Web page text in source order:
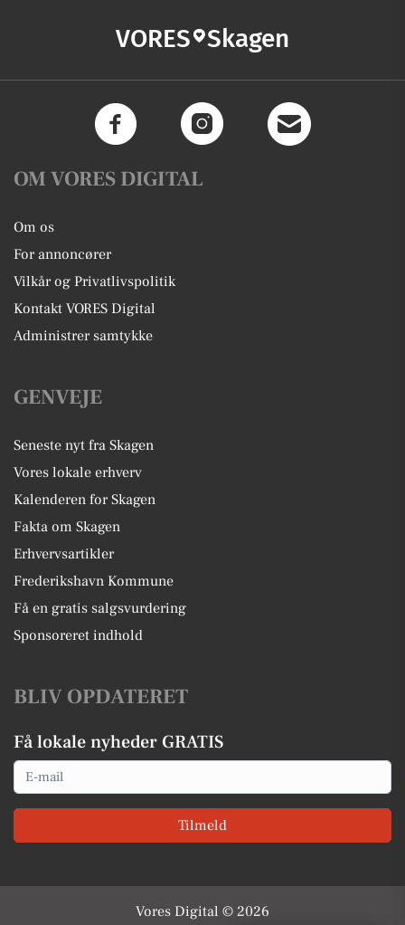
VORES Skagen
OM VORES DIGITAL
Om os
For annoncører
Vilkår og Privatlivspolitik
Kontakt VORES Digital
Administrer samtykke
GENVEJE
Seneste nyt fra Skagen
Vores lokale erhverv
Kalenderen for Skagen
Fakta om Skagen
Erhvervsartikler
Frederikshavn Kommune
Få en gratis salgsvurdering
Sponsoreret indhold
BLIV OPDATERET
Få lokale nyheder GRATIS
Email
Tilmeld
Vores Digital © 2026